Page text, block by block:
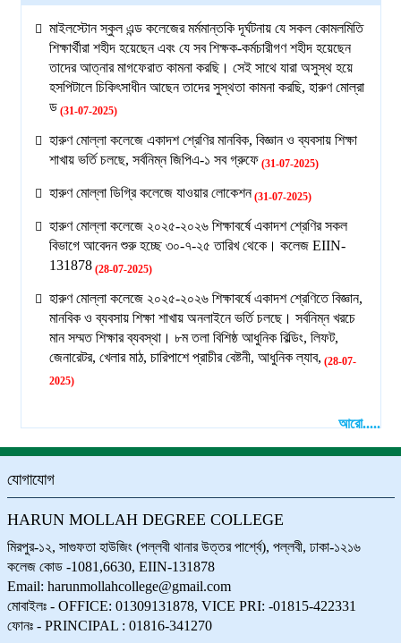
মাইলস্টোন স্কুল এন্ড কলেজের মর্মমান্তকি দূর্ঘটনায় যে সকল কোমলমিতি
শিক্ষার্থীরা শহীদ হয়েছেন এবং যে সব শিক্ষক-কর্মচারীগণ শহীদ হয়েছেন
তাদের আত্নার মাগফেরাত কামনা করছি। সেই সাথে যারা অসুস্থ হয়ে
হসপিটালে চিকিৎসাধীন আছেন তাদের সুস্থতা কামনা করছি, হারুণ মোল্রা
ড (31-07-2025)
হারুণ মোল্লা কলেজে একাদশ শ্রেণির মানবিক, বিজ্ঞান ও ব্যবসায় শিক্ষা
শাখায় ভর্তি চলছে, সর্বনিম্ন জিপিএ-১ সব গ্রুফে (31-07-2025)
হারুণ মোল্লা ডিগ্রি কলেজে যাওয়ার লোকেশন(31-07-2025)
হারুণ মোল্লা কলেজে ২০২৫-২০২৬ শিক্ষাবর্ষে একাদশ শ্রেণির সকল
বিভাগে আবেদন শুরু হচ্ছে ৩০-৭-২৫ তারিখ থেকে। কলেজ EIIN-
131878 (28-07-2025)
হারুণ মোল্লা কলেজে ২০২৫-২০২৬ শিক্ষাবর্ষে একাদশ শ্রেণিতে বিজ্ঞান,
মানবিক ও ব্যবসায় শিক্ষা শাখায় অনলাইনে ভর্তি চলছে। সর্বনিম্ন খরচে
মান সম্মত শিক্ষার ব্যবস্থা। ৮ম তলা বিশিষ্ঠ আধুনিক বিল্ডিং, লিফট,
জেনারেটর, খেলার মাঠ, চারিপাশে প্রাচীর বেষ্টনী, আধুনিক ল্যাব, (28-07-
2025)
আরো.....
যোগাযোগ
HARUN MOLLAH DEGREE COLLEGE
মিরপুর-১২, সাগুফতা হাউজিং (পল্লবী থানার উত্তর পার্শ্বে), পল্লবী, ঢাকা-১২১৬
কলেজ কোড -1081,6630, EIIN-131878
Email: harunmollahcollege@gmail.com
মোবাইলঃ - OFFICE: 01309131878, VICE PRI: -01815-422331
ফোনঃ - PRINCIPAL : 01816-341270